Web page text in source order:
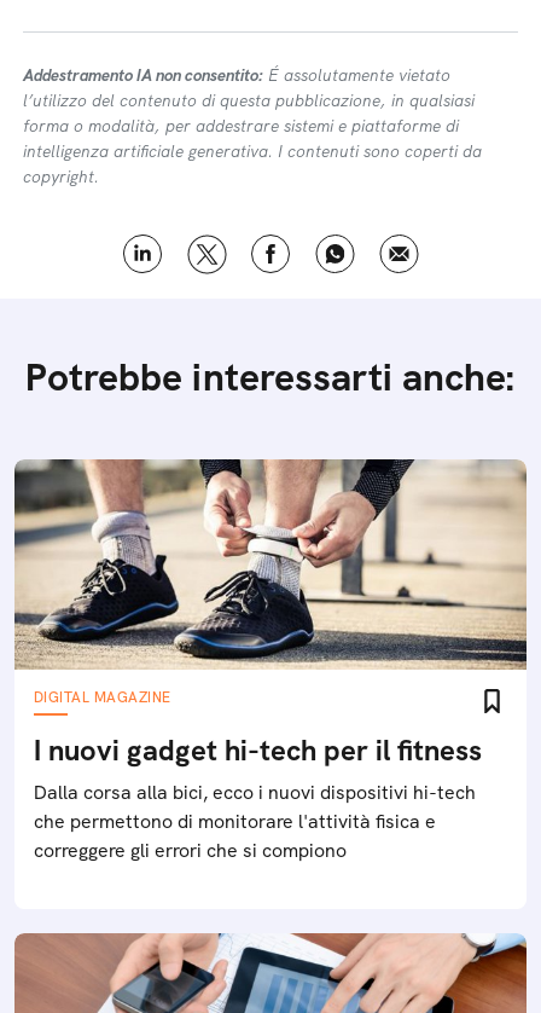
Addestramento IA non consentito: É assolutamente vietato
l’utilizzo del contenuto di questa pubblicazione, in qualsiasi
forma o modalità, per addestrare sistemi e piattaforme di
intelligenza artificiale generativa. I contenuti sono coperti da
copyright.
Potrebbe interessarti anche:
DIGITAL MAGAZINE
I nuovi gadget hi-tech per il fitness
Dalla corsa alla bici, ecco i nuovi dispositivi hi-tech
che permettono di monitorare l'attività fisica e
correggere gli errori che si compiono